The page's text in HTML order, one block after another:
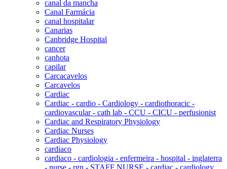
canal da mancha
Canal Farmácia
canal hospitalar
Canarias
Canbridge Hospital
cancer
canhota
capilar
Carcacavelos
Carcavelos
Cardiac
Cardiac - cardio - Cardiology - cardiothoracic -
cardiovascular - cath lab - CCU - CICU - perfusionist
Cardiac and Respiratory Physiology
Cardiac Nurses
Cardiac Physiology
cardiaco
cardiaco - cardiologia - enfermeira - hospital - inglaterra
- nurse - rgn - STAFF NURSE - cardiac - cardiology